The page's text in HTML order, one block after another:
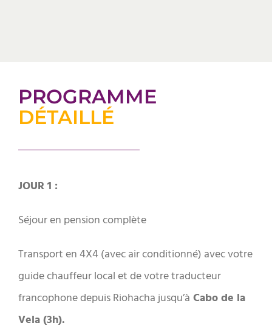
PROGRAMME
DÉTAILLÉ
JOUR 1 :
Séjour en pension complète
Transport en 4X4 (avec air conditionné) avec votre
guide chauffeur local et de votre traducteur
francophone depuis Riohacha jusqu’à Cabo de la
Vela (3h).